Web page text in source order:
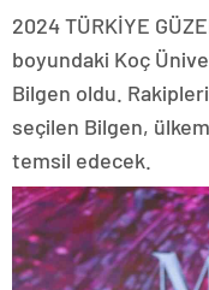
2024 TÜRKİYE
boyundaki Koç
Bilgen oldu.
seçilen Bilgen,
temsil edecek.